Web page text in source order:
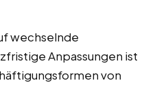
wechselnde
Anpassungen ist
von